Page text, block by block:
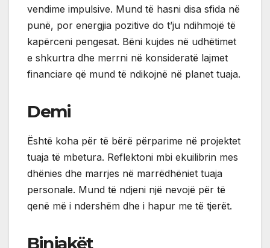
vendime impulsive. Mund të hasni disa sfida në
punë, por energjia pozitive do t’ju ndihmojë të
kapërceni pengesat. Bëni kujdes në udhëtimet
e shkurtra dhe merrni në konsideratë lajmet
financiare që mund të ndikojnë në planet tuaja.
Demi
Është koha për të bërë përparime në projektet
tuaja të mbetura. Reflektoni mbi ekuilibrin mes
dhënies dhe marrjes në marrëdhëniet tuaja
personale. Mund të ndjeni një nevojë për të
qenë më i ndershëm dhe i hapur me të tjerët.
Binjakët